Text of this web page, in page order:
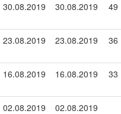
30.08.2019 30.08.2019 49
23.08.2019 23.08.2019 36
16.08.2019 16.08.2019 33
02.08.2019 02.08.2019